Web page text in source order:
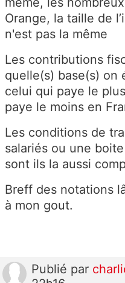
Orange, la taille de
n'est pas la même
Les contributions
quelle(s) base(s) on
celui qui paye le
paye le moins en
Les conditions de
salariés ou une
sont ils la aussi
Breff des notations
à mon gout.
Publié par